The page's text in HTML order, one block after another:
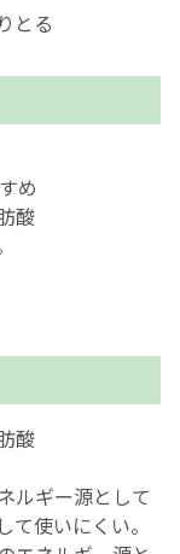
とる
め
酸
酸
ルギー源として
使いにくい。